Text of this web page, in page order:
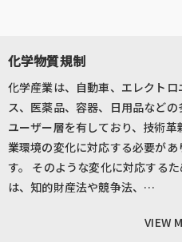
化学物質規制
化学産業は、自動車、エレクトロ
ス、医薬品、容器、日用品などの
ユーザー層を有しており、技術革
業環境の変化に対応する必要があ
す。 そのような変化に対応するた
は、知的財産法や競争法、…
VIEW